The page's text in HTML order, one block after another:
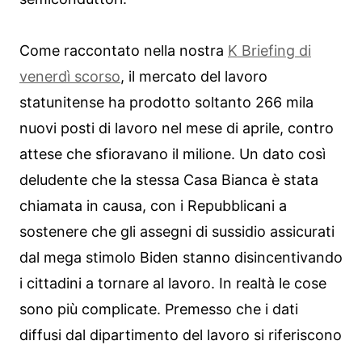
Come raccontato nella nostra K Briefing di
venerdì scorso, il mercato del lavoro
statunitense ha prodotto soltanto 266 mila
nuovi posti di lavoro nel mese di aprile, contro
attese che sfioravano il milione. Un dato così
deludente che la stessa Casa Bianca è stata
chiamata in causa, con i Repubblicani a
sostenere che gli assegni di sussidio assicurati
dal mega stimolo Biden stanno disincentivando
i cittadini a tornare al lavoro. In realtà le cose
sono più complicate. Premesso che i dati
diffusi dal dipartimento del lavoro si riferiscono